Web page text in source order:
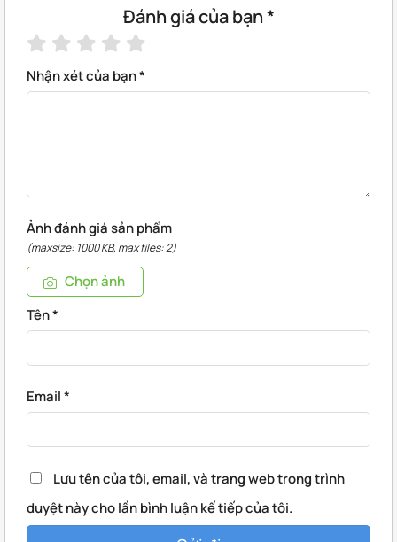
Đánh giá của bạn*
Nhận xét của bạn*
Ảnh đánh giá sản phẩm
(maxsize: 1000 KB, max files: 2)
Chọn ảnh
Tên*
Email*
Lưu tên của tôi, email, và trang web trong trình
duyệt này cho lần bình luận kế tiếp của tôi.